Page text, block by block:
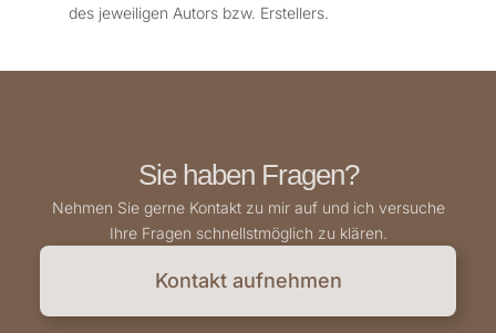
des jeweiligen Autors bzw. Erstellers.
Sie haben Fragen?
Nehmen Sie gerne Kontakt zu mir auf und ich versuche
Ihre Fragen schnellstmöglich zu klären.
Kontakt aufnehmen